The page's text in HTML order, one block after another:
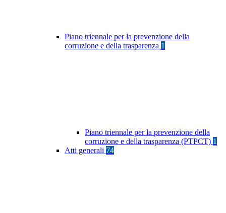
Piano triennale per la prevenzione della
corruzione e della trasparenza 1
Piano triennale per la prevenzione della
corruzione e della trasparenza (PTPCT) 1
Atti generali 74